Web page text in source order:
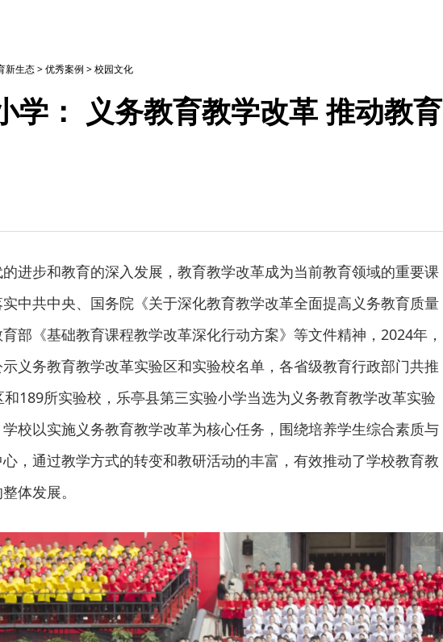
新生态>优秀案例 >校园文化
学： 义务教育教学改革 推动教育
进步和教育的深入发展，教育教学改革成为当前教育领域的重要课
中共中央、国务院《关于深化教育教学改革全面提高义务教育质量
部《基础教育课程教学改革深化行动方案》等文件精神，2024年，
义务教育教学改革实验区和实验校名单，各省级教育行政部门共推
189所实验校，乐亭县第三实验小学当选为义务教育教学改革实验
校以实施义务教育教学改革为核心任务，围绕培养学生综合素质与
，通过教学方式的转变和教研活动的丰富，有效推动了学校教育教
体发展。